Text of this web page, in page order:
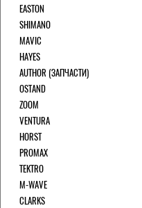
EASTON
SHIMANO
MAVIC
HAYES
AUTHOR (ЗАПЧАСТИ)
OSTAND
ZOOM
VENTURA
HORST
PROMAX
TEKTRO
M-WAVE
CLARKS